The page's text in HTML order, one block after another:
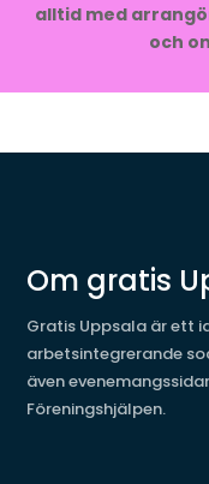
alltid med
och
Om gratis
Gratis Uppsala är ett
arbetsintegrerande
även
Föreningshjälpen.